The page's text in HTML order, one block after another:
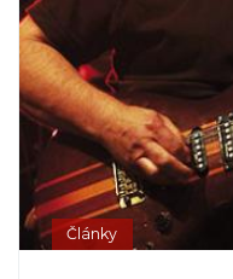
Články